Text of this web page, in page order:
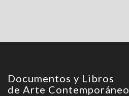
Documentos y Libros
de Arte Contemporáneo